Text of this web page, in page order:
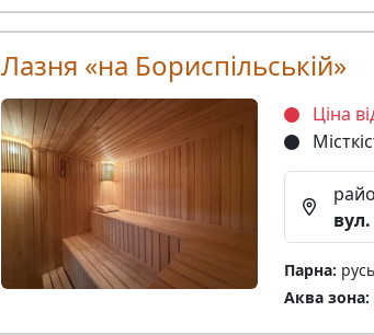
Лазня «на Бориспільській»
Ціна
Парна:
Аква зона: